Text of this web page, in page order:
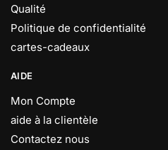
Qualité
Politique de confidentialité
cartes-cadeaux
AIDE
Mon Compte
aide à la clientèle
Contactez nous